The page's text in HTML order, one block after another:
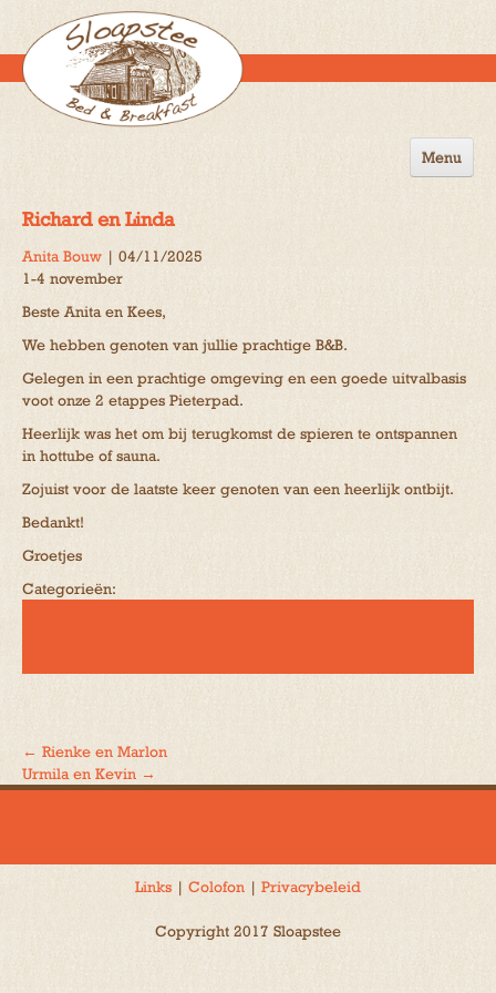
Menu
Gastenboek
Richard en Linda
Anita Bouw | 04/11/2025
1-4 november
Beste Anita en Kees,
We hebben genoten van jullie prachtige B&B.
Gelegen in een prachtige omgeving en een goede uitvalbasis
voot onze 2 etappes Pieterpad.
Heerlijk was het om bij terugkomst de spieren te ontspannen
in hottube of sauna.
Zojuist voor de laatste keer genoten van een heerlijk ontbijt.
Bedankt!
Groetjes
Categorieën:
Bericht
← Rienke en Marlon
Urmila en Kevin →
Links | Colofon | Privacybeleid
Copyright 2017 Sloapstee